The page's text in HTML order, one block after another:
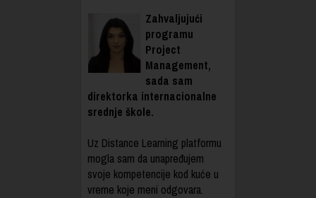
Zahvaljujući
programu
Project
Management,
sada sam
direktorka internacionalne
srednje škole.
Uz Distance Learning platformu
mogla sam da unapređujem
svoje kompetencije kod kuće u
vreme koje meni odgovara.